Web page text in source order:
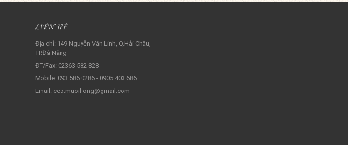
LIÊN HỆ
Địa chỉ: 149 Nguyễn Văn Linh, Q.Hải Châu,
TP.Đà Nẵng
ĐT/Fax: 02363 582 828
Mobile: 093 586 0286 - 0905 403 686
Email: ceo.muoihong@gmail.com